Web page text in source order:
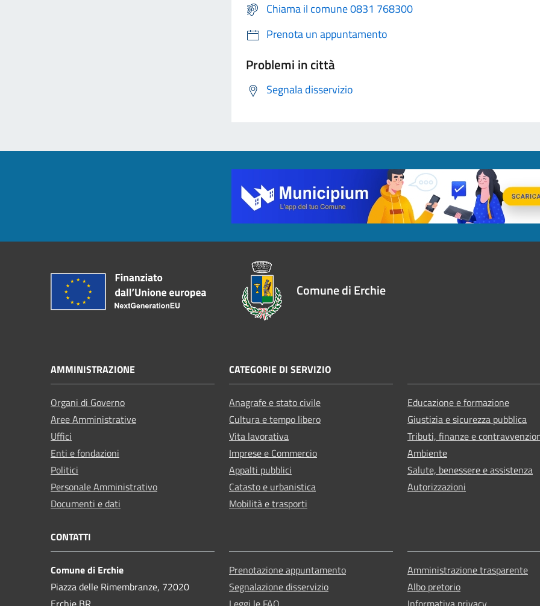
Chiama il comune 0831 768300
Prenota un appuntamento
Problemi in città
Segnala disservizio
Comune di Erchie
AMMINISTRAZIONE
Organi di Governo
Aree Amministrative
Uffici
Enti e fondazioni
Politici
Personale Amministrativo
Documenti e dati
CATEGORIE DI SERVIZIO
Anagrafe e stato civile
Cultura e tempo libero
Vita lavorativa
Imprese e Commercio
Appalti pubblici
Catasto e urbanistica
Mobilità e trasporti
Educazione e formazione
Giustizia e sicurezza pubblica
Tributi, finanze e
Ambiente
Salute, benessere e assistenza
Autorizzazioni
CONTATTI
Comune di Erchie
Piazza delle Rimembranze, 72020
Prenotazione appuntamento
Segnalazione disservizio
Amministrazione trasparente
Albo pretorio